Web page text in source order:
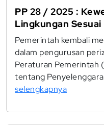
PP 28 / 2025 :
Lingkungan Sesuai
Pemerintah kembali
dalam pengurusan
Peraturan Pemerintah
tentang
selengkapnya